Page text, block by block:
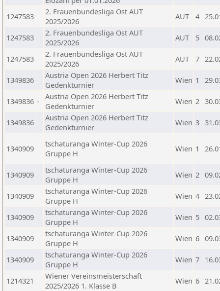
1247583
2. Frauenbundesliga Ost AUT
2025/2026
AUT 4
1247583
2. Frauenbundesliga Ost AUT
2025/2026
AUT 5
1247583
2. Frauenbundesliga Ost AUT
2025/2026
AUT 7
1349836
Austria Open 2026 Herbert Titz
Gedenkturnier
Wien 1
1349836 -
Austria Open 2026 Herbert Titz
Gedenkturnier
Wien 2
1349836
Austria Open 2026 Herbert Titz
Gedenkturnier
Wien 3
1340909
tschaturanga Winter-Cup 2026
Gruppe H
Wien 1
1340909
tschaturanga Winter-Cup 2026
Gruppe H
Wien 2
1340909
tschaturanga Winter-Cup 2026
Gruppe H
Wien 4
1340909
tschaturanga Winter-Cup 2026
Gruppe H
Wien 5
1340909
tschaturanga Winter-Cup 2026
Gruppe H
Wien 6
1340909
tschaturanga Winter-Cup 2026
Gruppe H
Wien 7
1214321
Wiener Vereinsmeisterschaft
2025/2026 1. Klasse B
Wien 6